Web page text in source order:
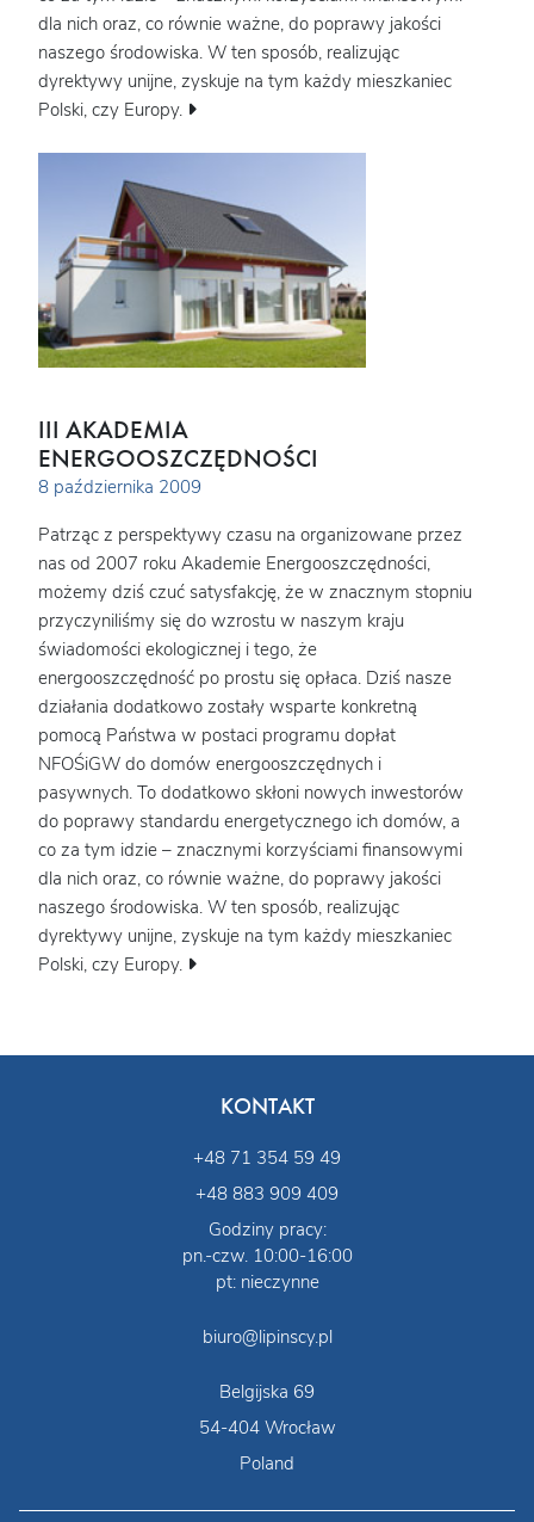
dla nich oraz, co równie ważne, do poprawy jakości
naszego środowiska. W ten sposób, realizując
dyrektywy unijne, zyskuje na tym każdy mieszkaniec
Polski, czy Europy.
III AKADEMIA
ENERGOOSZCZĘDNOŚCI
8 października 2009
Patrząc z perspektywy czasu na organizowane przez
nas od 2007 roku Akademie Energooszczędności,
możemy dziś czuć satysfakcję, że w znacznym stopniu
przyczyniliśmy się do wzrostu w naszym kraju
świadomości ekologicznej i tego, że
energooszczędność po prostu się opłaca. Dziś nasze
działania dodatkowo zostały wsparte konkretną
pomocą Państwa w postaci programu dopłat
NFOŚiGW do domów energooszczędnych i
pasywnych. To dodatkowo skłoni nowych inwestorów
do poprawy standardu energetycznego ich domów, a
co za tym idzie – znacznymi korzyściami finansowymi
dla nich oraz, co równie ważne, do poprawy jakości
naszego środowiska. W ten sposób, realizując
dyrektywy unijne, zyskuje na tym każdy mieszkaniec
Polski, czy Europy.
KONTAKT
+48 71 354 59 49
+48 883 909 409
Godziny pracy:
pn.-czw. 10:00-16:00
pt: nieczynne
biuro@lipinscy.pl
Belgijska 69
54-404 Wrocław
Poland